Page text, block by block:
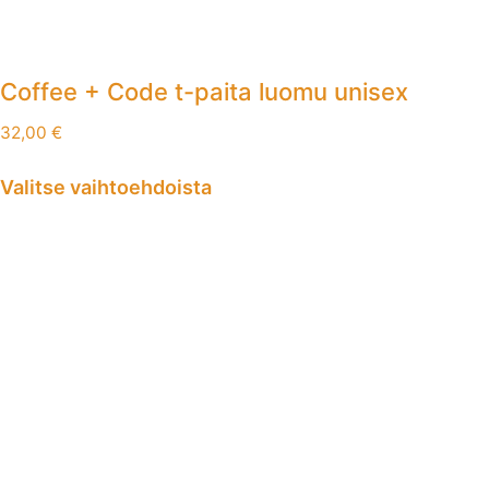
Coffee + Code t-paita luomu unisex
32,00 €
Valitse vaihtoehdoista